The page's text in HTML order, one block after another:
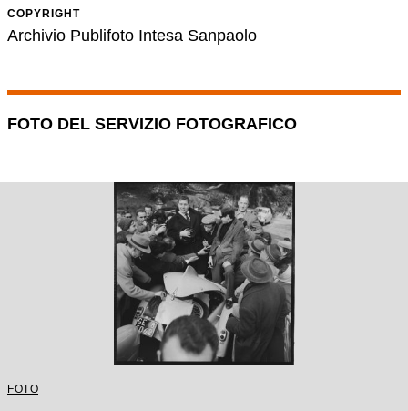
COPYRIGHT
Archivio Publifoto Intesa Sanpaolo
FOTO DEL SERVIZIO FOTOGRAFICO
FOTO